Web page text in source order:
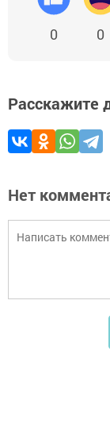
0 0
Расскажите
Нет